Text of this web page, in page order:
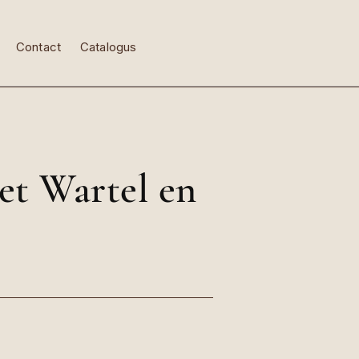
Contact Catalogus
Wartel en